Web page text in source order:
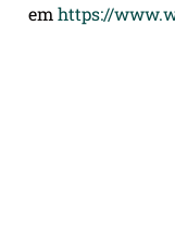
em https://